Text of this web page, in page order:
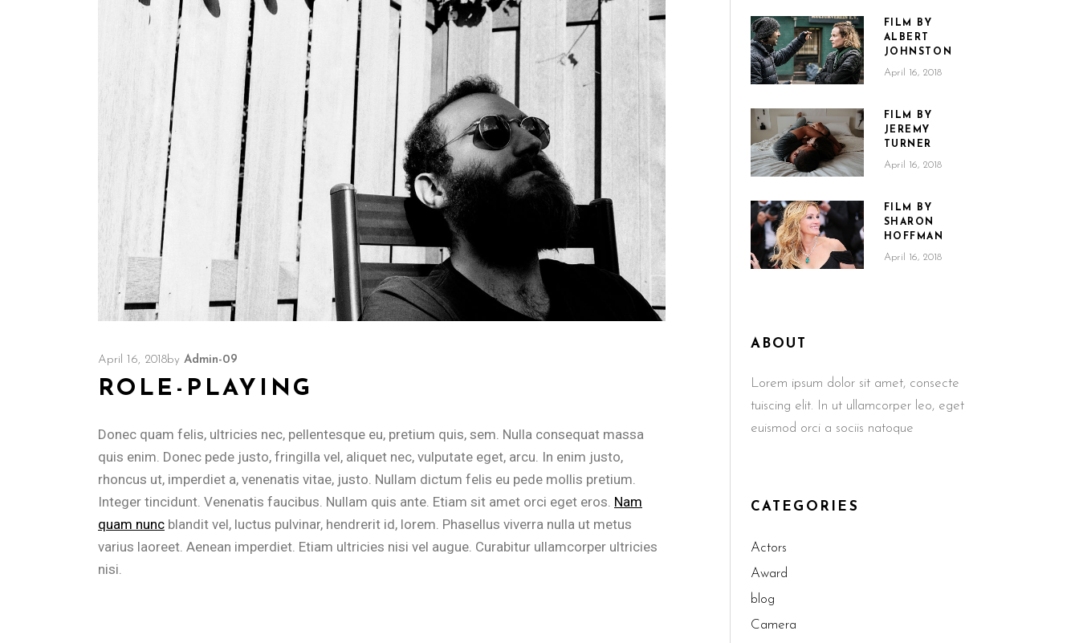
April 16, 2018by Admin-09
ROLE-PLAYING
Donec quam felis, ultricies nec, pellentesque eu, pretium quis, sem. Nulla consequat massa
quis enim. Donec pede justo, fringilla vel, aliquet nec, vulputate eget, arcu. In enim justo,
rhoncus ut, imperdiet a, venenatis vitae, justo. Nullam dictum felis eu pede mollis pretium.
Integer tincidunt. Venenatis faucibus. Nullam quis ante. Etiam sit amet orci eget eros. Nam
quam nunc blandit vel, luctus pulvinar, hendrerit id, lorem. Phasellus viverra nulla ut metus
varius laoreet. Aenean imperdiet. Etiam ultricies nisi vel augue. Curabitur ullamcorper ultricies
nisi.
FILM BY
ALBERT
JOHNSTON
April 16, 2018
FILM BY
JEREMY
TURNER
April 16, 2018
FILM BY
SHARON
HOFFMAN
April 16, 2018
ABOUT
Lorem ipsum dolor sit amet, consecte
tuiscing elit. In ut ullamcorper leo, eget
euismod orci a sociis natoque
CATEGORIES
Actors
Award
blog
Camera